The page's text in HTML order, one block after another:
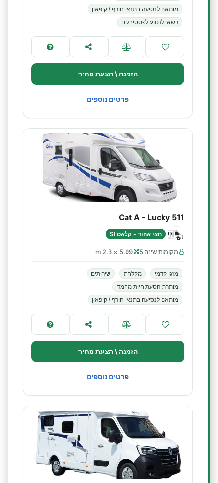
מותאם לנסיעה בתנאי חורף / קיפאון
רשאי לנסוע לפסטיבלים
הזמנה \ הצעת מחיר
פרטים נוספים
Cat A - Lucky 511
חצי אחוד - קלאס SI
מקומות שינה 5 5.99 × 2.3 m
מזגן קדמי מקלחת
שירותים
מותרת הסעת חיות מחמד
מותאם לנסיעה בתנאי חורף / קיפאון
הזמנה \ הצעת מחיר
פרטים נוספים